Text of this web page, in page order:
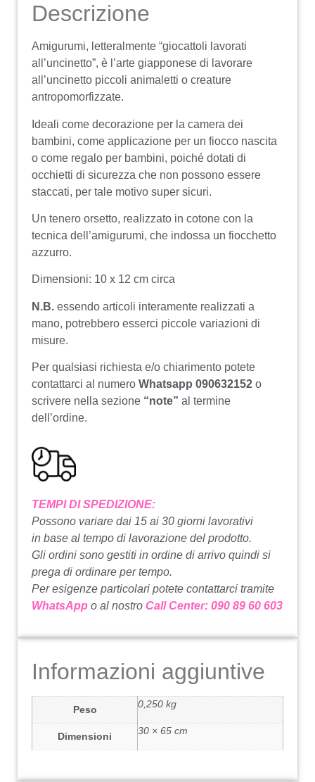
Descrizione
Amigurumi, letteralmente “giocattoli lavorati
all’uncinetto”, è l’arte giapponese di lavorare
all’uncinetto piccoli animaletti o creature
antropomorfizzate.
Ideali come decorazione per la camera dei
bambini, come applicazione per un fiocco nascita
o come regalo per bambini, poiché dotati di
occhietti di sicurezza che non possono essere
staccati, per tale motivo super sicuri.
Un tenero orsetto, realizzato in cotone con la
tecnica dell’amigurumi, che indossa un fiocchetto
azzurro.
Dimensioni: 10 x 12 cm circa
N.B. essendo articoli interamente realizzati a
mano, potrebbero esserci piccole variazioni di
misure.
Per qualsiasi richiesta e/o chiarimento potete
contattarci al numero Whatsapp 090632152 o
scrivere nella sezione “note” al termine
dell’ordine.
TEMPI DI SPEDIZIONE:
Possono variare dai 15 ai 30 giorni lavorativi
in base al tempo di lavorazione del prodotto.
Gli ordini sono gestiti in ordine di arrivo quindi si
prega di ordinare per tempo.
Per esigenze particolari potete contattarci tramite
WhatsApp o al nostro Call Center: 090 89 60 603
Informazioni aggiuntive
Peso 0,250 kg
Dimensioni 30 × 65 cm